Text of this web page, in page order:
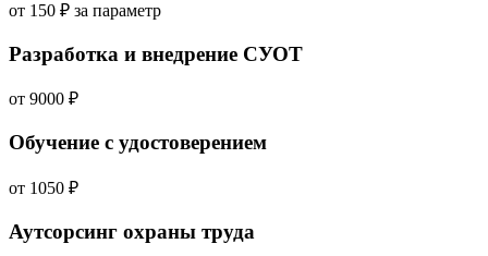
от 150 ₽ за параметр
Разработка и внедрение СУОТ
от 9000 ₽
Обучение с удостоверением
от 1050 ₽
Аутсорсинг охраны труда